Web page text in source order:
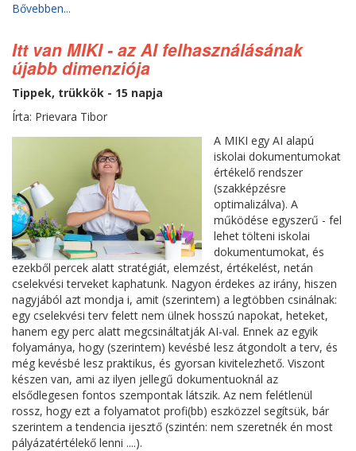
Bővebben...
Itt van MIKI - az AI felhasználásának
újabb dimenziója
Tippek, trükkök - 15 napja
Írta: Prievara Tibor
A MIKI egy AI alapú
iskolai dokumentumokat
értékelő rendszer
(szakképzésre
optimalizálva). A
működése egyszerű - fel
lehet tölteni iskolai
dokumentumokat, és
ezekből percek alatt stratégiát, elemzést, értékelést, netán
cselekvési terveket kaphatunk. Nagyon érdekes az irány, hiszen
nagyjából azt mondja i, amit (szerintem) a legtöbben csinálnak:
egy cselekvési terv felett nem ülnek hosszú napokat, heteket,
hanem egy perc alatt megcsináltatják AI-val. Ennek az egyik
folyamánya, hogy (szerintem) kevésbé lesz átgondolt a terv, és
még kevésbé lesz praktikus, és gyorsan kivitelezhető. Viszont
készen van, ami az ilyen jellegű dokumentuoknál az
elsődlegesen fontos szempontak látszik. Az nem felétlenül
rossz, hogy ezt a folyamatot profi(bb) eszközzel segítsük, bár
szerintem a tendencia ijesztő (szintén: nem szeretnék én most
pályázatértélekő lenni ....).